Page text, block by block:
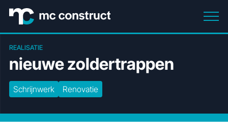
REALISATIE
nieuwezoldertrappen
Schrijnwerk Renovatie